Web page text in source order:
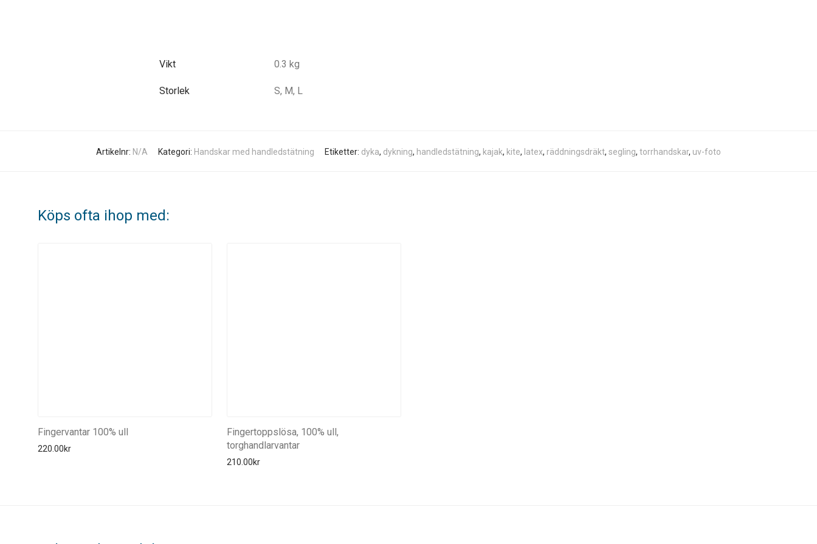
Vikt 0.3 kg
Storlek S, M, L
Artikelnr: N/A Kategori: Handskar med handledstätning Etiketter: dyka, dykning, handledstätning, kajak, kite, latex, räddningsdräkt, segling, torrhandskar, uv-foto
Köps ofta ihop med:
Fingervantar 100% ull
220.00kr
Fingertoppslösa, 100% ull,
torghandlarvantar
210.00kr